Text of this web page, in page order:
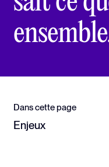
Dans cette page
Enjeux